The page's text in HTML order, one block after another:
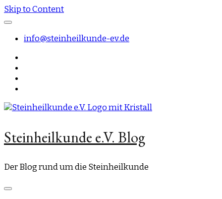
Skip to Content
info@steinheilkunde-ev.de
Steinheilkunde e.V. Blog
Der Blog rund um die Steinheilkunde